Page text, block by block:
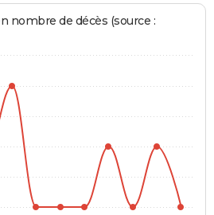
nombre de décès (source :